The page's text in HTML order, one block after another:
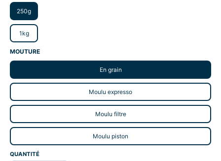
250g
1kg
MOUTURE
En grain
Moulu expresso
Moulu filtre
Moulu piston
QUANTITÉ